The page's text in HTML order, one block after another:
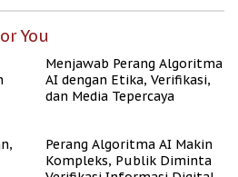
You
Menjawab Perang Algoritma
AI dengan Etika, Verifikasi,
dan Media Tepercaya
Perang Algoritma AI Makin
Kompleks, Publik Diminta